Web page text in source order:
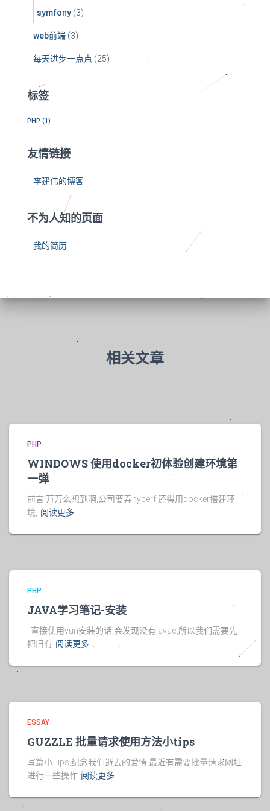
symfony (3)
web前端 (3)
每天进步一点点 (25)
标签
PHP (1)
友情链接
李建伟的博客
不为人知的页面
我的简历
相关文章
PHP
WINDOWS 使用docker初体验创建环境第
一弹
前言:万万么想到啊,公司要弄hyperf,还得用docker搭建环
境, 阅读更多…
PHP
JAVA学习笔记-安装
直接使用yun安装的话,会发现没有javac,所以我们需要先
把旧有 阅读更多…
ESSAY
GUZZLE 批量请求使用方法小tips
写篇小Tips,纪念我们逝去的爱情.最近有需要批量请求网址
进行一些操作 阅读更多…